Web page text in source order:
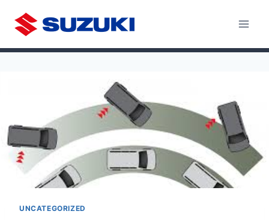
content
UNCATEGORIZED